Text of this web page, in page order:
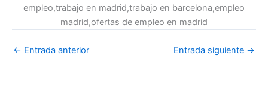
empleo,trabajo en madrid,trabajo en barcelona,empleo
madrid,ofertas de empleo en madrid
← Entrada anterior Entrada siguiente →